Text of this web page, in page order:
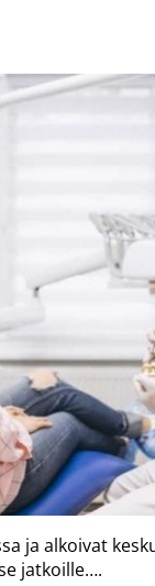
ja alkoivat
jatkoille….